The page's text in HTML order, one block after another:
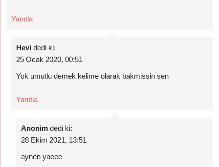
Yanıtla
Hevi dedi ki:
25 Ocak 2020, 00:51
Yok umutlu demek kelime olarak bakmissin sen
Yanıtla
Anonim dedi ki:
28 Ekim 2021, 13:51
aynen yaeee